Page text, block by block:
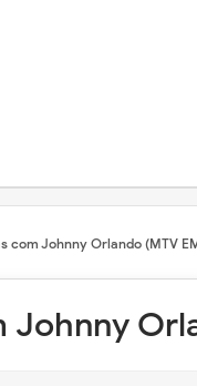
com Johnny Orlando (MTV
Johnny